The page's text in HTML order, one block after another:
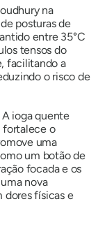
na
posturas de
entre 35°C
tensos do
facilitando a
o risco de
A ioga quente
fortalece o
uma
um botão de
focada e os
nova
dores físicas e